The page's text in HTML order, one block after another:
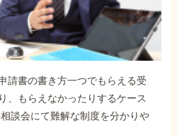
請書の書き方一つでもらえる受
、もらえなかったりするケース
談会にて難解な制度を分かりや